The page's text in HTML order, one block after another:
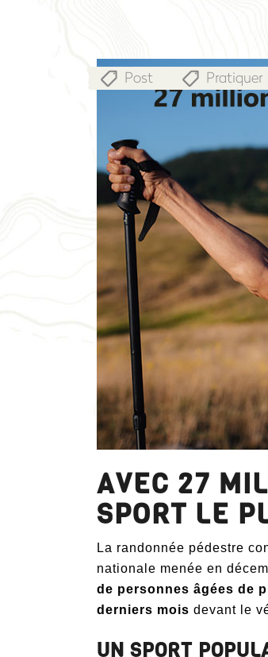
Post Pratiquer
AVEC 27
SPORT LE
La randonnée pédestre
nationale menée en
de personnes âgées de
derniers mois devant le
UN SPORT